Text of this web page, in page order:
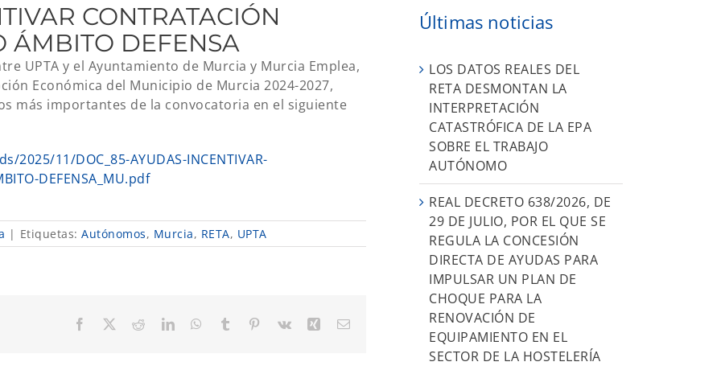
CONTRATACIÓN
ÁMBITO DEFENSA
UPTA y el Ayuntamiento de Murcia y Murcia Emplea,
Económica del Municipio de Murcia 2024-2027,
más importantes de la convocatoria en el siguiente
11/DOC_85-AYUDAS-INCENTIVAR-
DEFENSA_MU.pdf
| Etiquetas: Autónomos, Murcia, RETA, UPTA
Facebook RedditLinkedInWhatsApp
Tumblr Pinterest
Vk XingCorreo
Últimas noticias
LOS DATOS REALES DEL
RETA DESMONTAN LA
INTERPRETACIÓN
CATASTRÓFICA DE LA EPA
SOBRE EL TRABAJO
AUTÓNOMO
REAL DECRETO 638/2026, DE
29 DE JULIO, POR EL QUE SE
REGULA LA CONCESIÓN
DIRECTA DE AYUDAS PARA
IMPULSAR UN PLAN DE
CHOQUE PARA LA
RENOVACIÓN DE
EQUIPAMIENTO EN EL
SECTOR DE LA HOSTELERÍA